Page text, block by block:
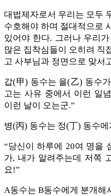
대법제자로서 우리는 모두
수호해야 하며 절대적으로
있어야 한다. 그러나 우리
많은 집착심들이 오히려 직
고 사부님과 정면으로 맞서
갑(甲) 동수는 을(乙) 동수
고는 사유 중에서 이런 일
이런 날이 오는군.”
병(丙) 동수는 정(丁) 동수
“당신이 하루에 20여 명을
가, 내가 알려주는데 저쪽
요!”
A동수는 B동수에게 분개해